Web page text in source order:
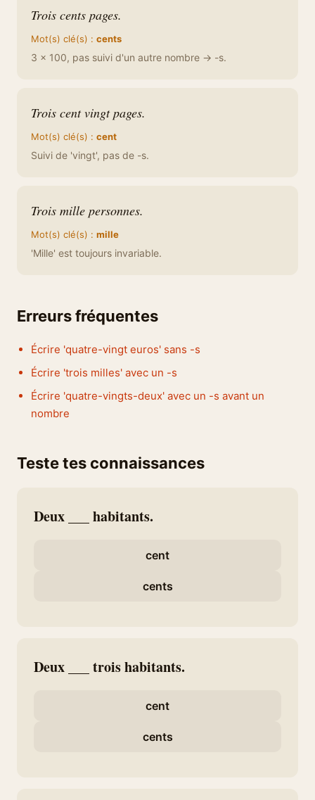
Trois cents pages.
Mot(s) clé(s) : cents
3 × 100, pas suivi d'un autre nombre → -s.
Trois cent vingt pages.
Mot(s) clé(s) : cent
Suivi de 'vingt', pas de -s.
Trois mille personnes.
Mot(s) clé(s) : mille
'Mille' est toujours invariable.
Erreurs fréquentes
Écrire 'quatre-vingt euros' sans -s
Écrire 'trois milles' avec un -s
Écrire 'quatre-vingts-deux' avec un -s avant un
nombre
Teste tes connaissances
Deux ___ habitants.
cent
cents
Deux ___ trois habitants.
cent
cents